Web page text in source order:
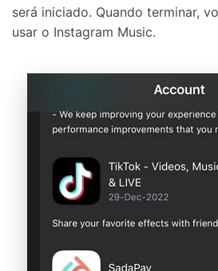
será iniciado. Quando terminar,
usar o Instagram Music.